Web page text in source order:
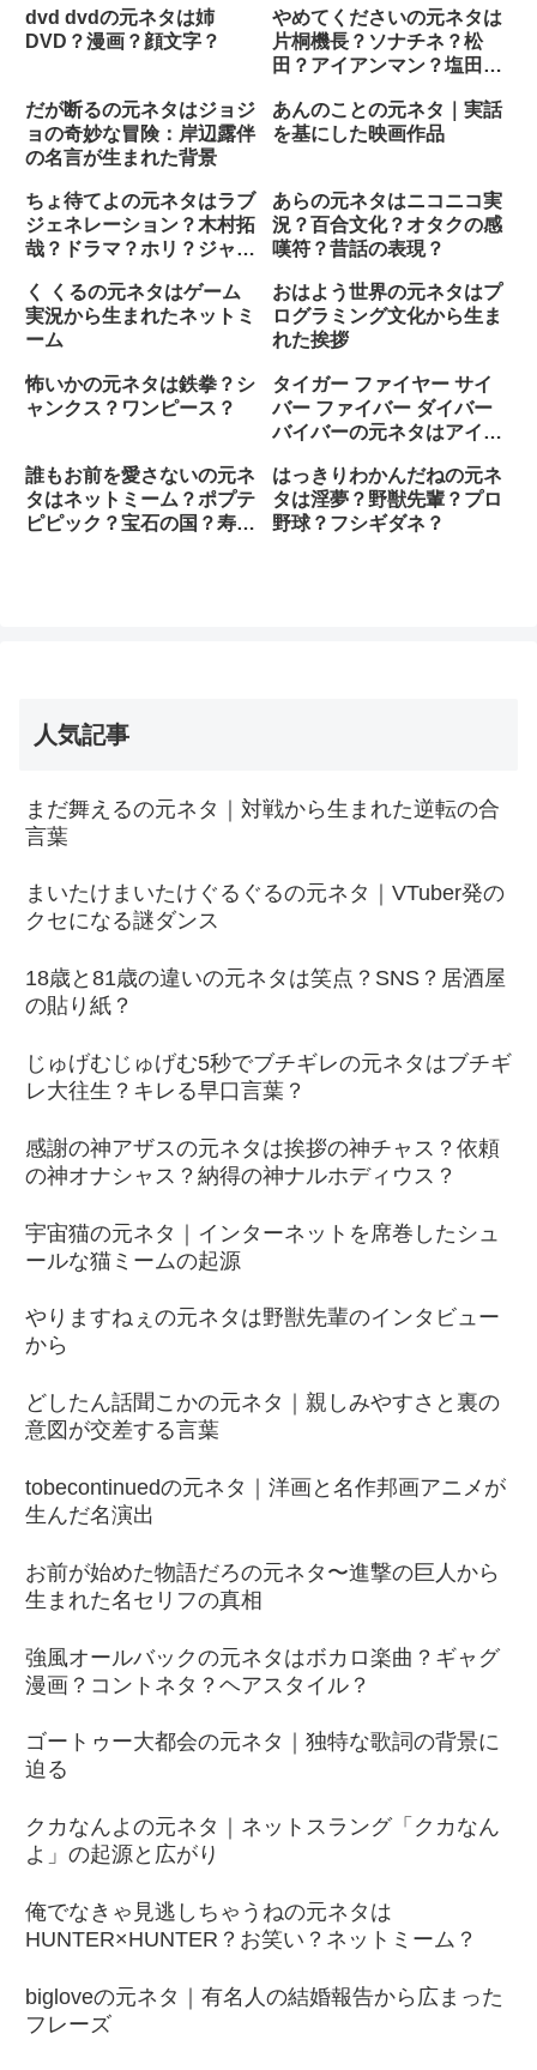
dvd dvdの元ネタは姉
DVD？漫画？顔文字？
やめてくださいの元ネタは
片桐機長？ソナチネ？松
田？アイアンマン？塩田恵
だが断るの元ネタはジョジ
ョの奇妙な冒険：岸辺露伴
の名言が生まれた背景
あんのことの元ネタ｜実話
を基にした映画作品
ちょ待てよの元ネタはラブ
ジェネレーション？木村拓
哉？ドラマ？ホリ？ジャッ
あらの元ネタはニコニコ実
況？百合文化？オタクの感
嘆符？昔話の表現？
く くるの元ネタはゲーム
実況から生まれたネットミ
ーム
おはよう世界の元ネタはプ
ログラミング文化から生ま
れた挨拶
怖いかの元ネタは鉄拳？シ
ャンクス？ワンピース？
タイガー ファイヤー サイ
バー ファイバー ダイバー
バイバーの元ネタはアイヌ
誰もお前を愛さないの元ネ
タはネットミーム？ポプテ
ピピック？宝石の国？寿
はっきりわかんだねの元ネ
タは淫夢？野獣先輩？プロ
野球？フシギダネ？
人気記事
まだ舞えるの元ネタ｜対戦から生まれた逆転の合
言葉
まいたけまいたけぐるぐるの元ネタ｜VTuber発の
クセになる謎ダンス
18歳と81歳の違いの元ネタは笑点？SNS？居酒屋
の貼り紙？
じゅげむじゅげむ5秒でブチギレの元ネタはブチギ
レ大往生？キレる早口言葉？
感謝の神アザスの元ネタは挨拶の神チャス？依頼
の神オナシャス？納得の神ナルホディウス？
宇宙猫の元ネタ｜インターネットを席巻したシュ
ールな猫ミームの起源
やりますねぇの元ネタは野獣先輩のインタビュー
から
どしたん話聞こかの元ネタ｜親しみやすさと裏の
意図が交差する言葉
tobecontinuedの元ネタ｜洋画と名作邦画アニメが
生んだ名演出
お前が始めた物語だろの元ネタ〜進撃の巨人から
生まれた名セリフの真相
強風オールバックの元ネタはボカロ楽曲？ギャグ
漫画？コントネタ？ヘアスタイル？
ゴートゥー大都会の元ネタ｜独特な歌詞の背景に
迫る
クカなんよの元ネタ｜ネットスラング「クカなん
よ」の起源と広がり
俺でなきゃ見逃しちゃうねの元ネタは
HUNTER×HUNTER？お笑い？ネットミーム？
bigloveの元ネタ｜有名人の結婚報告から広まった
フレーズ